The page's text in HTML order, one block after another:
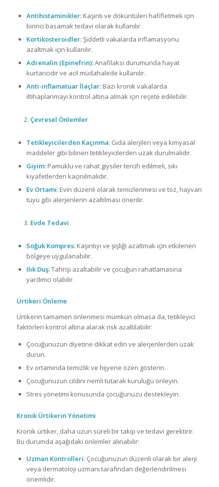
Antihistaminikler:Kaşıntı ve döküntüleri hafifletmek için
birinci basamak tedavi olarak kullanılır.
Kortikosteroidler:Şiddetli vakalarda inflamasyonu
azaltmak için kullanılır.
Adrenalin (Epinefrin):Anafilaksi durumunda hayat
kurtarıcıdır ve acil müdahalede kullanılır.
Anti-inflamatuar İlaçlar:Bazı kronik vakalarda
iltihaplanmayı kontrol altına almak için reçete edilebilir.
Çevresel Önlemler
Tetikleyicilerden Kaçınma:Gıda alerjileri veya kimyasal
maddeler gibi bilinen tetikleyicilerden uzak durulmalıdır.
Giyim:Pamuklu ve rahat giysiler tercih edilmeli, sıkı
kıyafetlerden kaçınılmalıdır.
Ev Ortamı:Evin düzenli olarak temizlenmesi ve toz, hayvan
tüyü gibi alerjenlerin azaltılması önerilir.
Evde Tedavi
Soğuk Kompres:Kaşıntıyı ve şişliği azaltmak için etkilenen
bölgeye uygulanabilir.
Ilık Duş:Tahrişi azaltabilir ve çocuğun rahatlamasına
yardımcı olabilir.
Ürtikeri Önleme
Ürtikerin tamamen önlenmesi mümkün olmasa da, tetikleyici
faktörleri kontrol altına alarak risk azaltılabilir:
Çocuğunuzun diyetine dikkat edin ve alerjenlerden uzak
durun.
Ev ortamında temizlik ve hijyene özen gösterin.
Çocuğunuzun cildini nemli tutarak kuruluğu önleyin.
Stres yönetimi konusunda çocuğunuzu destekleyin.
Kronik Ürtikerin Yönetimi
Kronik ürtiker, daha uzun süreli bir takip ve tedavi gerektirir.
Bu durumda aşağıdaki önlemler alınabilir:
Uzman Kontrolleri:Çocuğunuzun düzenli olarak bir alerji
veya dermatoloji uzmanı tarafından değerlendirilmesi
önemlidir.